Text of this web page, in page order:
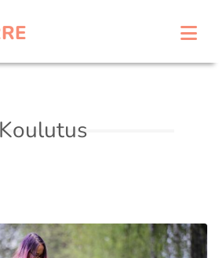
Koulutus